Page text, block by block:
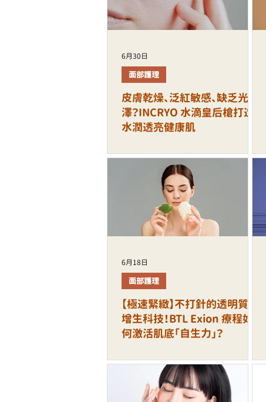
皮膚乾燥、泛紅敏感、缺乏光
澤？INCRYO 水滴皇后槍打造
水潤透亮健康肌
面部護理
6月30日
【極速緊緻】不打針的透明質酸
增生科技！BTL Exion 療程如
何激活肌底「自生力」？
面部護理
6月18日